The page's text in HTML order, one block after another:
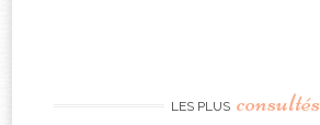
LES PLUS consultés